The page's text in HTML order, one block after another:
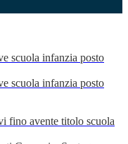
scuola infanzia posto
scuola infanzia posto
fino avente titolo scuola